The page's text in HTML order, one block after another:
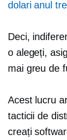
dolari anul
Deci,
o alegeți,
mai greu de
Acest lucru
tacticii de
creați